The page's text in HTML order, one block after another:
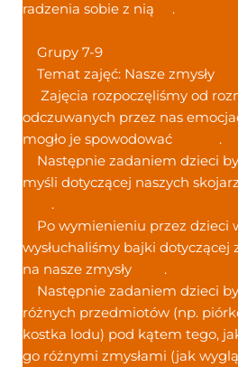
radzenia sobie z nią .
Grupy 7-9
Temat zajęć: Nasze zmysły
Zajęcia rozpoczęliśmy od
odczuwanych przez nas
mogło je spowodować
.
Następnie zadaniem dzieci
myśli dotyczącej naszych
.
Po wymienieniu przez dzieci
wysłuchaliśmy bajki dotyczącej
na nasze zmysły
.
Następnie zadaniem dzieci
różnych przedmiotów (np.
kostka lodu) pod kątem tego,
go różnymi zmysłami (jak